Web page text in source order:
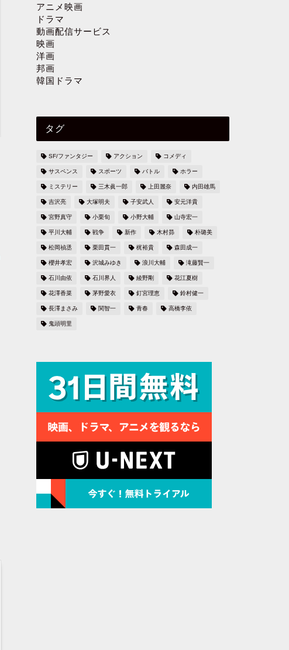
アニメ映画
ドラマ
動画配信サービス
映画
洋画
邦画
韓国ドラマ
タグ
SF/ファンタジー アクション コメディ
サスペンス スポーツ バトル ホラー
ミステリー 三木眞一郎 上田麗奈 内田雄馬
吉沢亮 大塚明夫 子安武人 安元洋貴
宮野真守 小栗旬 小野大輔 山寺宏一
平川大輔 戦争 新作 木村昴 朴璐美
松岡禎丞 栗田貫一 梶裕貴 森田成一
櫻井孝宏 沢城みゆき 浪川大輔 滝藤賢一
石川由依 石川界人 綾野剛 花江夏樹
花澤香菜 茅野愛衣 釘宮理恵 鈴村健一
長澤まさみ 関智一 青春 高橋李依
鬼頭明里